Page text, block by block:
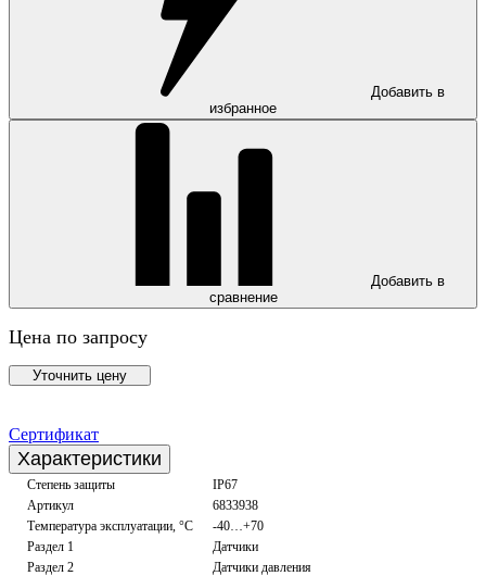
Добавить в
избранное
Добавить в
сравнение
Цена по запросу
Уточнить цену
Сертификат
Характеристики
Степень защиты
IP67
Артикул
6833938
Температура эксплуатации, °С
-40…+70
Раздел 1
Датчики
Раздел 2
Датчики давления